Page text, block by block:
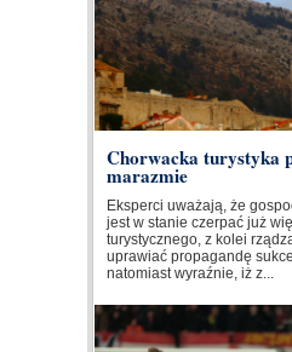
Chorwacka turystyka
marazmie
Eksperci uważają, że
jest w stanie czerpać już
turystycznego, z kolei
uprawiać propagandę
natomiast wyraźnie, iż z...